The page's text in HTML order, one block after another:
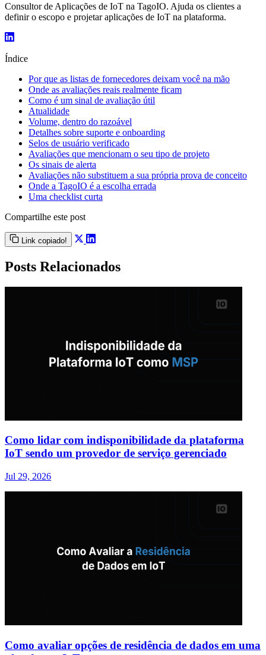
Consultor de Aplicações de IoT na TagoIO. Ajuda os clientes a
definir o escopo e projetar aplicações de IoT na plataforma.
Índice
Por que as listas de fornecedores deixam você na mão
Onde as avaliações reais realmente ficam
Como é um sinal de avaliação útil
Atualidade
Volume, dentro do razoável
Detalhes sobre suporte e onboarding
Selos de usuário verificado
Avaliações que mencionam o seu tipo de projeto
Os sinais de alerta
Avaliações não substituem a sua própria prova de conceito
Onde a TagoIO é a escolha errada
Uma checklist curta
Compartilhe este post
Link copiado!
Posts Relacionados
Como lidar com indisponibilidade da plataforma
IoT sendo um provedor de serviço gerenciado
Jul 29, 2026
Como avaliar opções de residência de dados em uma